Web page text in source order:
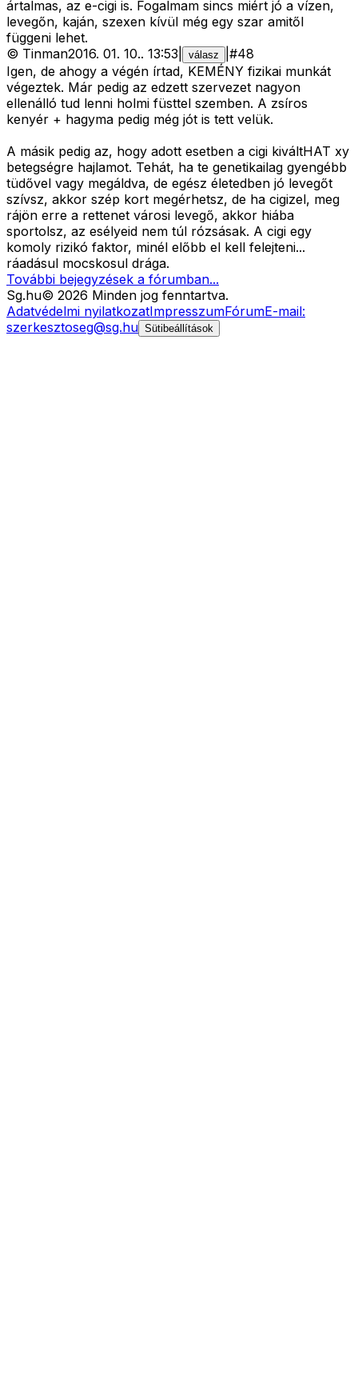
ártalmas, az e-cigi is. Fogalmam sincs miért jó a vízen,
levegőn, kaján, szexen kívül még egy szar amitől
függeni lehet.
© Tinman2016. 01. 10.. 13:53 válasz #48
Igen, de ahogy a végén írtad, KEMÉNY fizikai munkát
végeztek. Már pedig az edzett szervezet nagyon
ellenálló tud lenni holmi füsttel szemben. A zsíros
kenyér + hagyma pedig még jót is tett velük.
A másik pedig az, hogy adott esetben a cigi kiváltHAT xy
betegségre hajlamot. Tehát, ha te genetikailag gyengébb
tüdővel vagy megáldva, de egész életedben jó levegőt
szívsz, akkor szép kort megérhetsz, de ha cigizel, meg
rájön erre a rettenet városi levegő, akkor hiába
sportolsz, az esélyeid nem túl rózsásak. A cigi egy
komoly rizikó faktor, minél előbb el kell felejteni...
ráadásul mocskosul drága.
További bejegyzések a fórumban...
Sg.hu© 2026 Minden jog fenntartva.
Adatvédelmi nyilatkozatImpresszumFórumE-mail:
szerkesztoseg@sg.hu Sütibeállítások